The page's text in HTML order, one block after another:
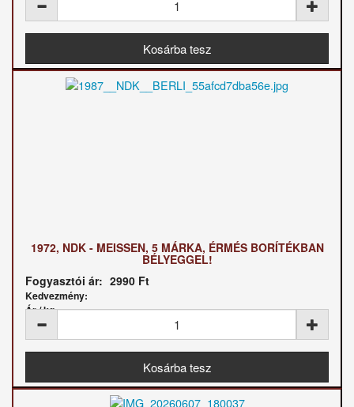
1972, NDK - MEISSEN, 5 MÁRKA, ÉRMÉS BORÍTÉKBAN
BÉLYEGGEL!
Fogyasztói ár: 2990 Ft
Kedvezmény:
Ár / kg: